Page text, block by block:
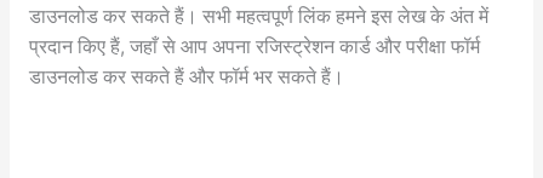
डाउनलोड कर सकते हैं। सभी महत्वपूर्ण लिंक हमने इस लेख के अंत में
प्रदान किए हैं, जहाँ से आप अपना रजिस्ट्रेशन कार्ड और परीक्षा फॉर्म
डाउनलोड कर सकते हैं और फॉर्म भर सकते हैं।